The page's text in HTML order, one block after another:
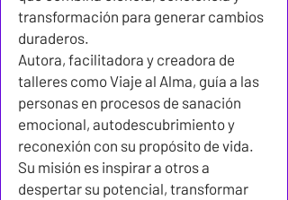
transformación para generar cambios
duraderos.
Autora, facilitadora y creadora de
talleres como Viaje al Alma, guía a las
personas en procesos de sanación
emocional, autodescubrimiento y
reconexión con su propósito de vida.
Su misión es inspirar a otros a
despertar su potencial, transformar